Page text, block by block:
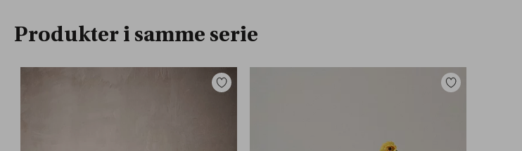
Produkter i samme serie
Tilføj
Tilføj